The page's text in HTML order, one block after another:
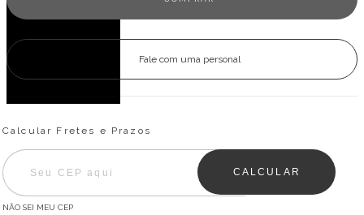
Fale com uma personal
Entregas para o CEP:
Calcular Fretes e Prazos
CALCULAR
NÃO SEI MEU CEP